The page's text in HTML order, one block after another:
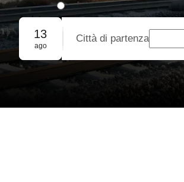
Andata e ritorno
Prenotazione di gruppo
13
ago
Città di partenza